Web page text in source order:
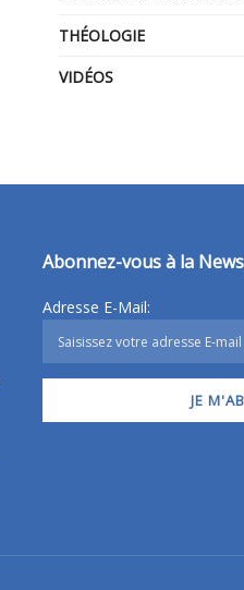
THÉOLOGIE
VIDÉOS
Abonnez-vous à la
Adresse E-Mail: